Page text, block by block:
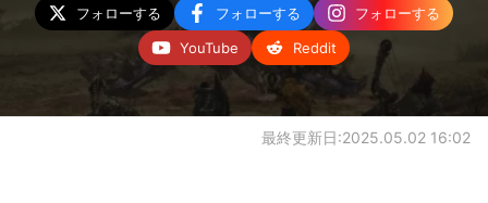
フォローする フォローする
フォローする
YouTube
Reddit
最終更新日:2025.05.02 16:02